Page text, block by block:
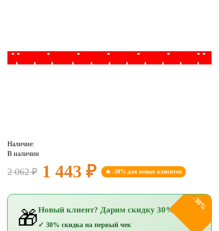
Наличие:
В наличии
2 062 ₽ 1 443 ₽ 🔥 -30% для новых клиентов
-30%
🎁Новый клиент? Дарим скидку 30%!
✓ 30% скидка на первый чек